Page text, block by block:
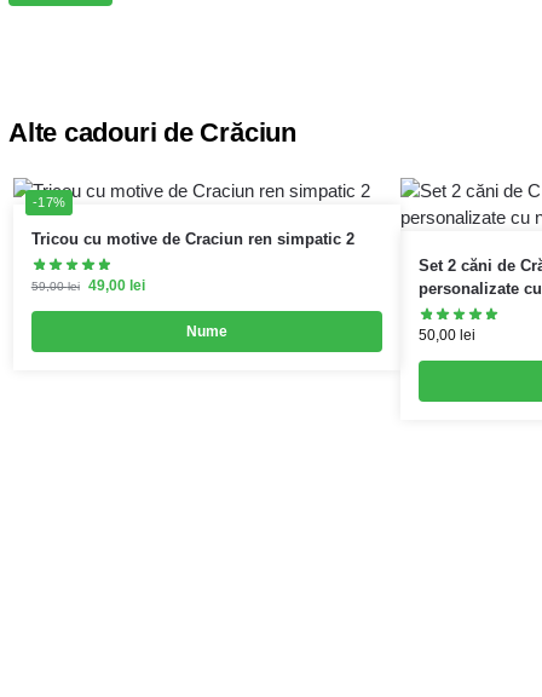
Alte cadouri de Crăciun
-17%
Tricou cu motive de Craciun ren simpatic 2
59,00lei 49,00 lei
Nume
Set 2 căni de
personalizate
50,00 lei